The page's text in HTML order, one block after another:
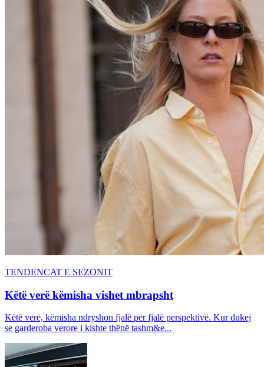
TENDENCAT E SEZONIT
Këtë verë këmisha vishet mbrapsht
Këtë verë, këmisha ndryshon fjalë për fjalë perspektivë. Kur dukej
se garderoba verore i kishte thënë tashm&e...